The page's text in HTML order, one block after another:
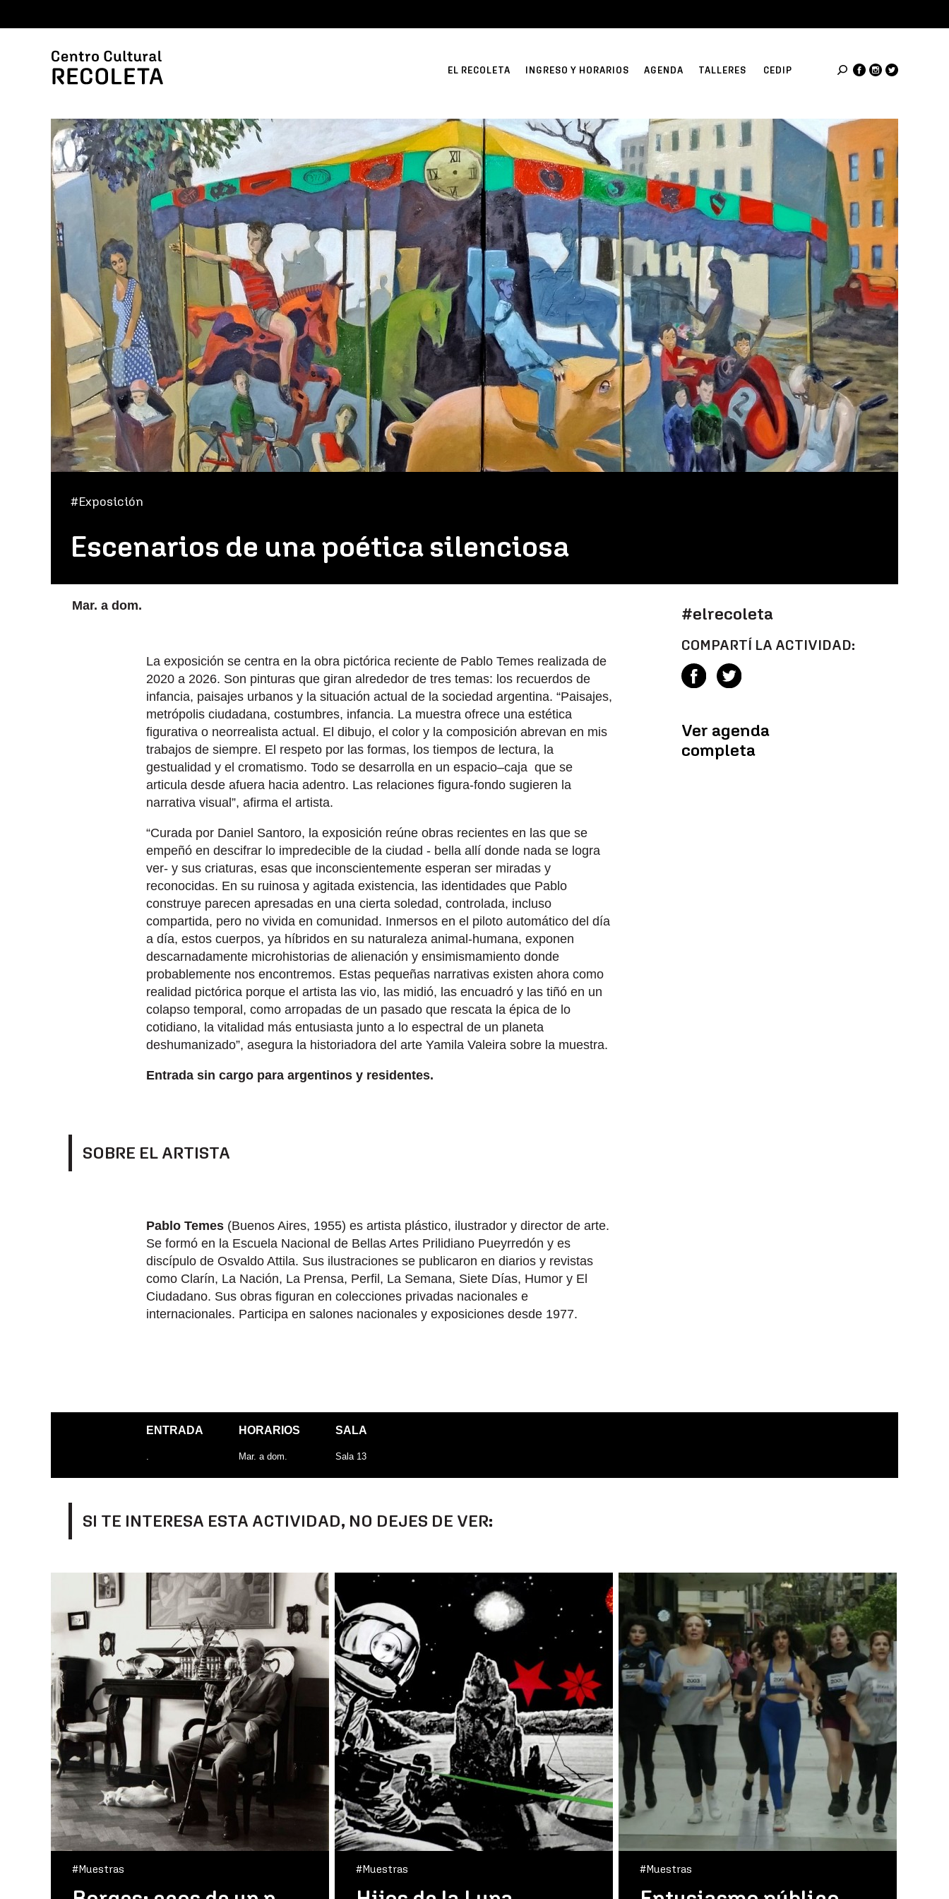
EL RECOLETA INGRESO Y HORARIOS AGENDA TALLERES CEDIP
#Exposición
Escenarios de una poética silenciosa
Mar. a dom.
La exposición se centra en la obra pictórica reciente de Pablo Temes realizada de
2020 a 2026. Son pinturas que giran alrededor de tres temas: los recuerdos de
infancia, paisajes urbanos y la situación actual de la sociedad argentina. “Paisajes,
metrópolis ciudadana, costumbres, infancia. La muestra ofrece una estética
figurativa o neorrealista actual. El dibujo, el color y la composición abrevan en mis
trabajos de siempre. El respeto por las formas, los tiempos de lectura, la
gestualidad y el cromatismo. Todo se desarrolla en un espacio–caja que se
articula desde afuera hacia adentro. Las relaciones figura-fondo sugieren la
narrativa visual”, afirma el artista.
“Curada por Daniel Santoro, la exposición reúne obras recientes en las que se
empeñó en descifrar lo impredecible de la ciudad - bella allí donde nada se logra
ver- y sus criaturas, esas que inconscientemente esperan ser miradas y
reconocidas. En su ruinosa y agitada existencia, las identidades que Pablo
construye parecen apresadas en una cierta soledad, controlada, incluso
compartida, pero no vivida en comunidad. Inmersos en el piloto automático del día
a día, estos cuerpos, ya híbridos en su naturaleza animal-humana, exponen
descarnadamente microhistorias de alienación y ensimismamiento donde
probablemente nos encontremos. Estas pequeñas narrativas existen ahora como
realidad pictórica porque el artista las vio, las midió, las encuadró y las tiñó en un
colapso temporal, como arropadas de un pasado que rescata la épica de lo
cotidiano, la vitalidad más entusiasta junto a lo espectral de un planeta
deshumanizado”, asegura la historiadora del arte Yamila Valeira sobre la muestra.
Entrada sin cargo para argentinos y residentes.
SOBRE EL ARTISTA
Pablo Temes (Buenos Aires, 1955) es artista plástico, ilustrador y director de arte.
Se formó en la Escuela Nacional de Bellas Artes Prilidiano Pueyrredón y es
discípulo de Osvaldo Attila. Sus ilustraciones se publicaron en diarios y revistas
como Clarín, La Nación, La Prensa, Perfil, La Semana, Siete Días, Humor y El
Ciudadano. Sus obras figuran en colecciones privadas nacionales e
internacionales. Participa en salones nacionales y exposiciones desde 1977.
#elrecoleta
COMPARTÍ LA ACTIVIDAD:
Ver agenda
completa
ENTRADA
.
HORARIOS
Mar. a dom.
SALA
Sala 13
SI TE INTERESA ESTA ACTIVIDAD, NO DEJES DE VER:
#Muestras #Muestras #Muestras